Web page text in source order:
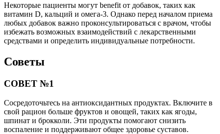
Некоторые пациенты могут benefit от добавок, таких как
витамин D, кальций и омега-3. Однако перед началом приема
любых добавок важно проконсультироваться с врачом, чтобы
избежать возможных взаимодействий с лекарственными
средствами и определить индивидуальные потребности.
Советы
СОВЕТ №1
Сосредоточьтесь на антиоксидантных продуктах. Включите в
свой рацион больше фруктов и овощей, таких как ягоды,
шпинат и брокколи. Эти продукты помогают снизить
воспаление и поддерживают общее здоровье суставов.